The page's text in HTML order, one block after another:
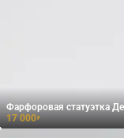
Фарфоровая статуэтка
17 000₽